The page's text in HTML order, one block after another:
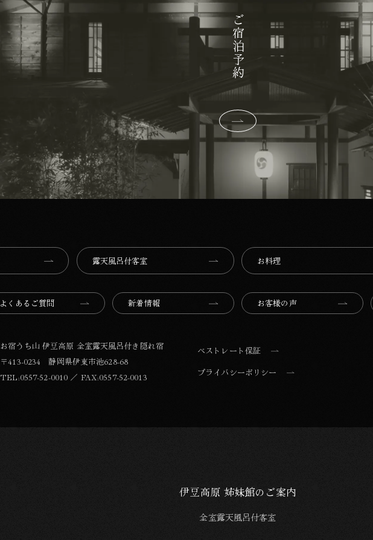
ご宿泊予約
露天風呂付客室 お料理
よくあるご質問 新着情報 お客様の声
お宿うち山 伊豆高原 全室露天風呂付き隠れ宿
〒413-0234 静岡県伊東市池628-68
TEL:0557-52-0010 ／ FAX:0557-52-0013
ベストレート保証
プライバシーポリシー
伊豆高原 姉妹館のご案内
全室露天風呂付客室